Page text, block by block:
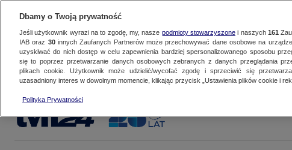
Dbamy o Twoją prywatność
Jeśli użytkownik wyrazi na to zgodę, my, nasze podmioty stowarzyszonei naszych 161
IAB oraz 30innych Zaufanych Partnerów może przechowywać dane osobowe na
uzyskiwać do nich dostęp w celu zapewnienia bardziej spersonalizowanego sposobu
się to poprzez przetwarzanie danych osobowych zebranych z danych przeglądania
plikach cookie. Użytkownik może udzielić/wycofać zgodę i sprzeciwić się
uzasadniony interes w dowolnym momencie, klikając przycisk „Ustawienia plików cookie i
Polityka Prywatności